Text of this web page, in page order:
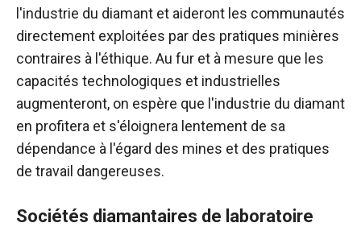
l'industrie du diamant et aideront les communautés
directement exploitées par des pratiques minières
contraires à l'éthique. Au fur et à mesure que les
capacités technologiques et industrielles
augmenteront, on espère que l'industrie du diamant
en profitera et s'éloignera lentement de sa
dépendance à l'égard des mines et des pratiques
de travail dangereuses.
Sociétés diamantaires de laboratoire